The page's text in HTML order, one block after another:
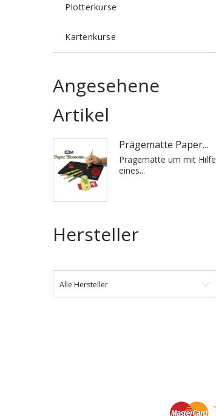
Plotterkurse
Kartenkurse
Angesehene
Artikel
Prägematte Paper...
Prägematte um mit Hilfe
eines...
Hersteller
Alle Hersteller